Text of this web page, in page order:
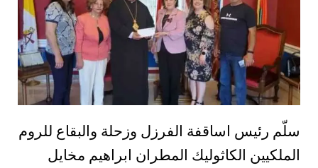
سلّم رئيس اساقفة الفرزل وزحلة والبقاع للروم
الملكيين الكاثوليك المطران ابراهيم مخايل